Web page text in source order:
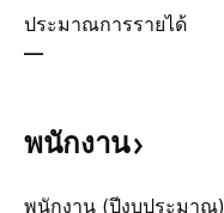
ประมาณการรายได้
—
พนักงาน
พนักงาน (ปีงบประมาณ)